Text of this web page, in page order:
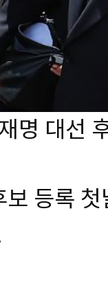
명 대선
등록